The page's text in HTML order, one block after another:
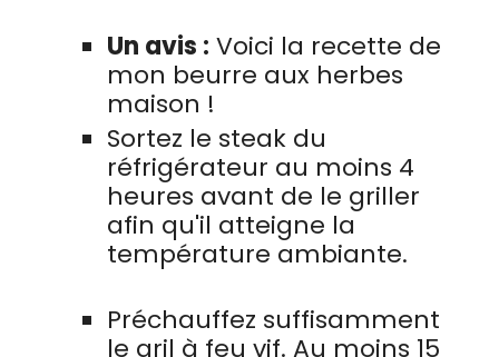
Un avis : Voici la recette de
mon beurre aux herbes
maison !
Sortez le steak du
réfrigérateur au moins 4
heures avant de le griller
afin qu'il atteigne la
température ambiante.
Préchauffez suffisamment
le gril à feu vif. Au moins 15